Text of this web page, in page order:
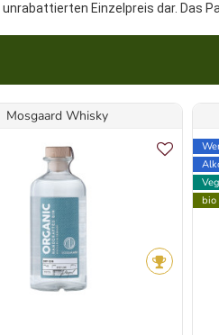
Einzelpreis dar. Das
Mosgaard Whisky
bio